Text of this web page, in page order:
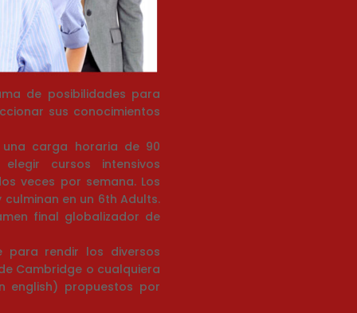
de posibilidades para
sus conocimientos
carga horaria de 90
cursos intensivos
veces por semana. Los
en un 6th Adults.
final globalizador de
para rendir los diversos
Cambridge o cualquiera
english) propuestos por